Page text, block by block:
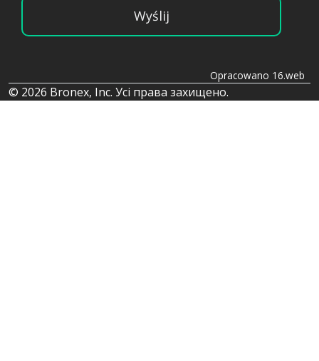
Wyślij
Opracowano 16.web
© 2026 Bronex, Inc. Усі права захищено.